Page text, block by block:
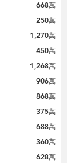
668萬
250萬
1,270萬
450萬
1,268萬
906萬
868萬
375萬
688萬
360萬
628萬